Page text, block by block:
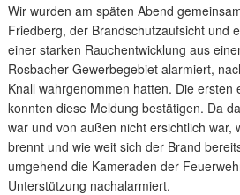
Wir wurden am späten Abend
Friedberg, der Brandschutzaufsicht und
einer starken Rauchentwicklung aus
Rosbacher Gewerbegebiet alarmiert,
Knall wahrgenommen hatten. Die ersten
konnten diese Meldung bestätigen. Da
war und von außen nicht ersichtlich war,
brennt und wie weit sich der Brand
umgehend die Kameraden der
Unterstützung nachalarmiert.